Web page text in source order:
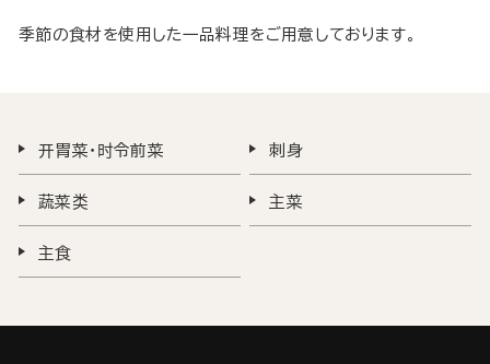
季節の食材を使用した一品料理をご用意しております。
开胃菜・时令前菜 刺身
蔬菜类 主菜
主食